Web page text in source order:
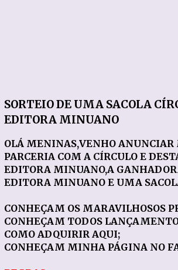
SORTEIO DE UMA SACOLA
EDITORA MINUANO
OLÁ MENINAS,VENHO
PARCERIA COM A CÍRCULO E
EDITORA MINUANO,A
EDITORA MINUANO E UMA
CONHEÇAM OS MARAVILHOSOS
CONHEÇAM TODOS
COMO ADQUIRIR AQUI;
CONHEÇAM MINHA PÁGINA NO